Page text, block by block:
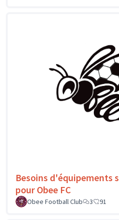
Besoins d'équipements
pour Obee FC
Obee Football Club
3 91